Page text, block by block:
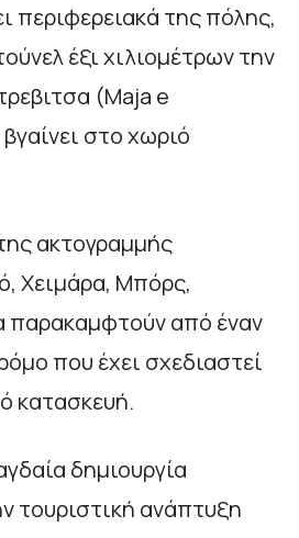
περιφερειακά της πόλης,
έξι χιλιομέτρων την
(Maja e
στο χωριό
ακτογραμμής
Χειμάρα, Μπόρς,
παρακαμφτούν από έναν
που έχει σχεδιαστεί
κατασκευή.
δημιουργία
τουριστική ανάπτυξη